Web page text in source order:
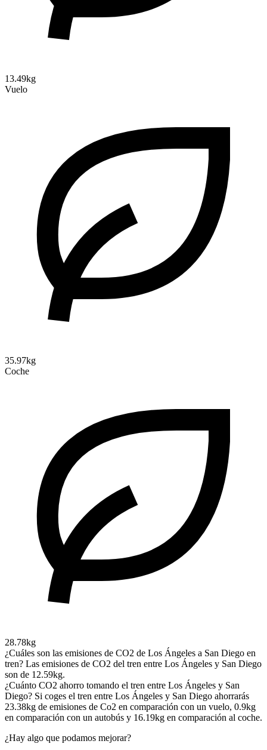
13.49kg
Vuelo
35.97kg
Coche
28.78kg
¿Cuáles son las emisiones de CO2 de Los Ángeles a San Diego en
tren? Las emisiones de CO2 del tren entre Los Ángeles y San Diego
son de 12.59kg.
¿Cuánto CO2 ahorro tomando el tren entre Los Ángeles y San
Diego? Si coges el tren entre Los Ángeles y San Diego ahorrarás
23.38kg de emisiones de Co2 en comparación con un vuelo, 0.9kg
en comparación con un autobús y 16.19kg en comparación al coche.
¿Hay algo que podamos mejorar?